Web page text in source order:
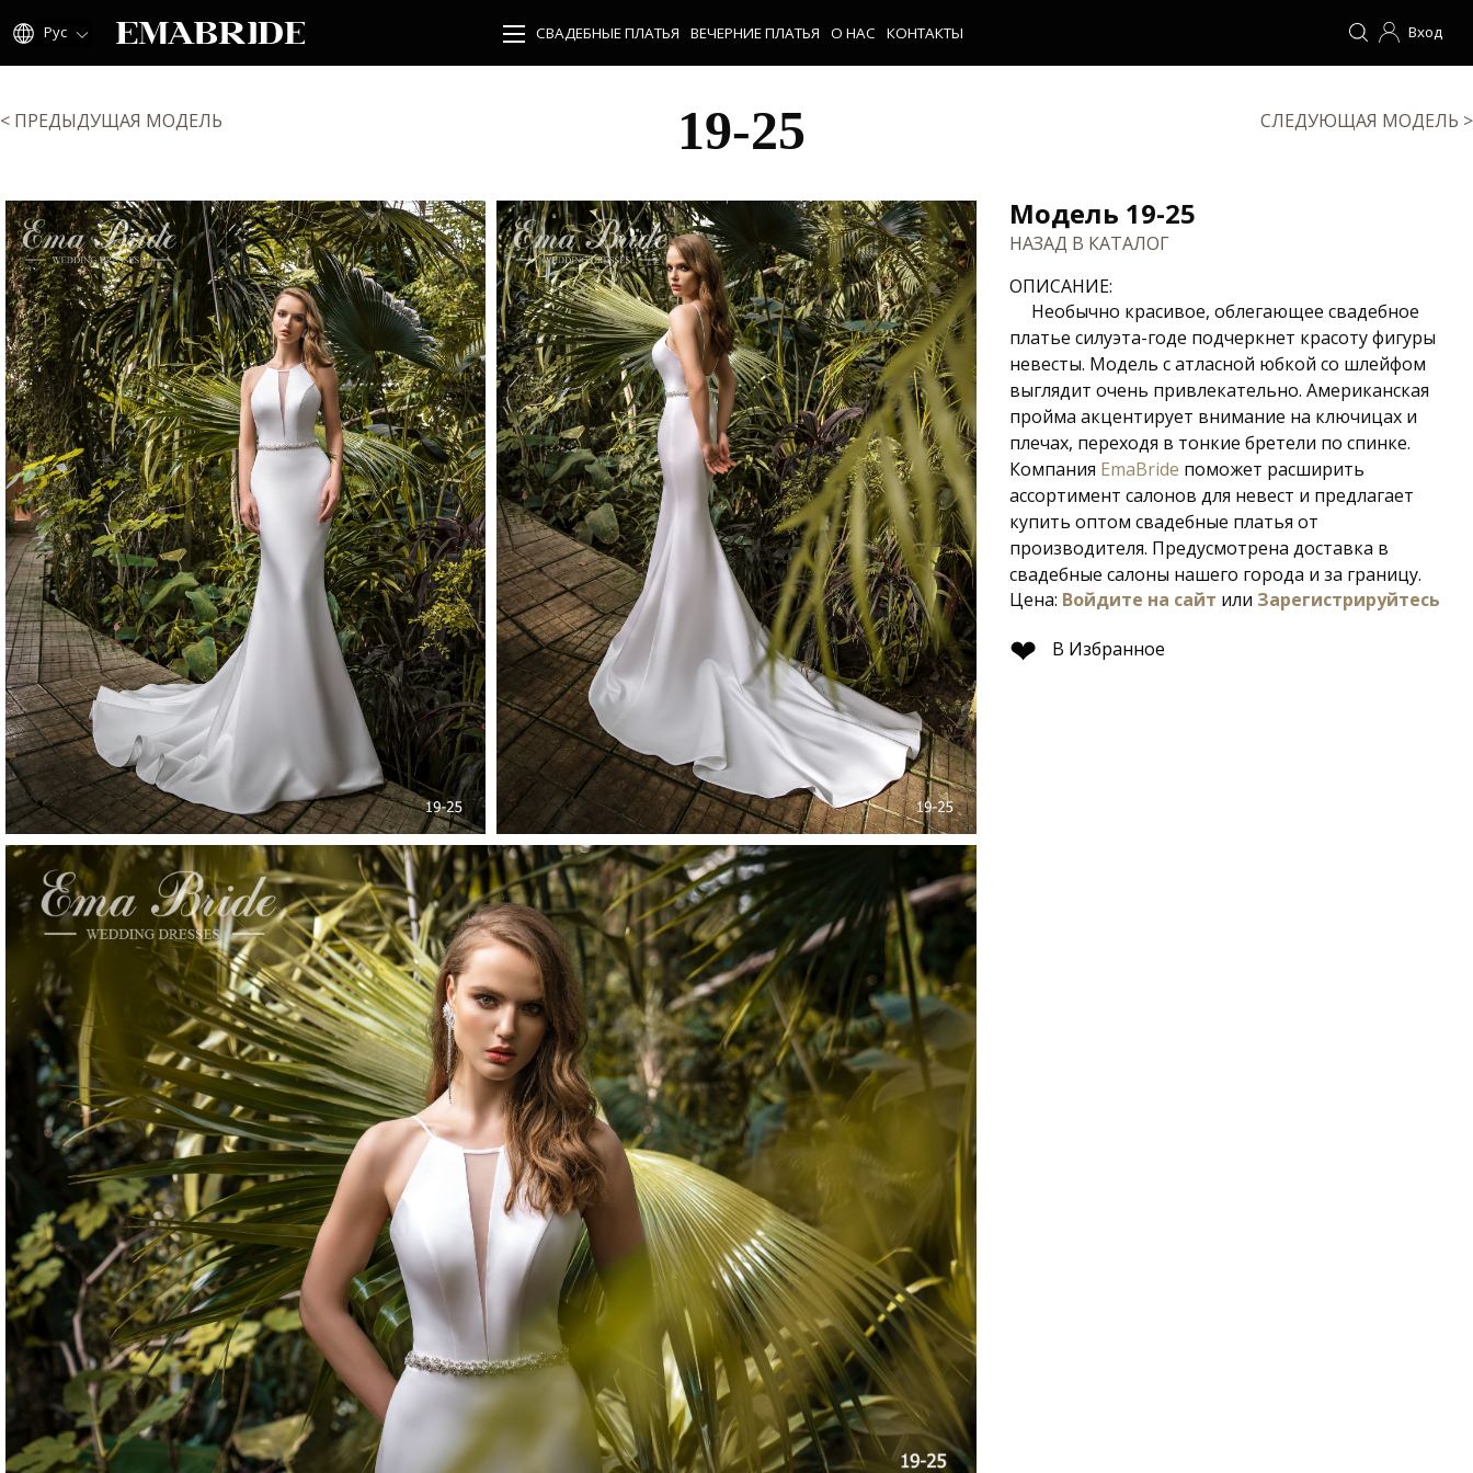
Рус СВАДЕБНЫЕ ПЛАТЬЯ ВЕЧЕРНИЕ ПЛАТЬЯ О НАС КОНТАКТЫ Вход
< ПРЕДЫДУЩАЯ МОДЕЛЬ СЛЕДУЮЩАЯ МОДЕЛЬ >
19-25
Модель 19-25
НАЗАД В КАТАЛОГ
ОПИСАНИЕ:
Необычно красивое, облегающее свадебное
платье силуэта-годе подчеркнет красоту фигуры
невесты. Модель с атласной юбкой со шлейфом
выглядит очень привлекательно. Американская
пройма акцентирует внимание на ключицах и
плечах, переходя в тонкие бретели по спинке.
Компания EmaBride поможет расширить
ассортимент салонов для невест и предлагает
купить оптом свадебные платья от
производителя. Предусмотрена доставка в
свадебные салоны нашего города и за границу.
Цена: Войдите на сайт или Зарегистрируйтесь
❤ В Избранное